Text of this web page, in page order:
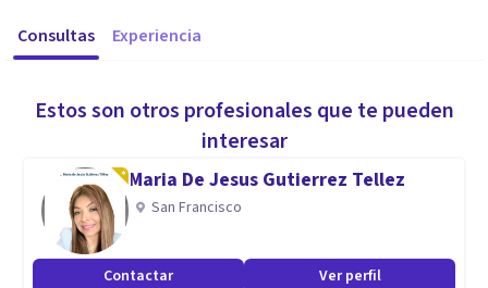
Consultas Experiencia
Estos son otros profesionales que te pueden
interesar
Maria De Jesus Gutierrez Tellez
San Francisco
Contactar Ver perfil